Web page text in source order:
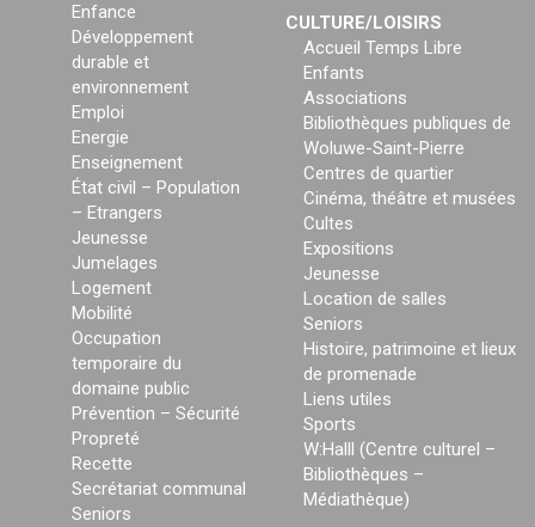
Enfance
Développement
durable et
environnement
Emploi
Energie
Enseignement
État civil – Population
– Etrangers
Jeunesse
Jumelages
Logement
Mobilité
Occupation
temporaire du
domaine public
Prévention – Sécurité
Propreté
Recette
Secrétariat communal
Seniors
CULTURE/LOISIRS
Accueil Temps Libre
Enfants
Associations
Bibliothèques publiques de
Woluwe-Saint-Pierre
Centres de quartier
Cinéma, théâtre et musées
Cultes
Expositions
Jeunesse
Location de salles
Seniors
Histoire, patrimoine et lieux
de promenade
Liens utiles
Sports
W:Halll (Centre culturel –
Bibliothèques –
Médiathèque)